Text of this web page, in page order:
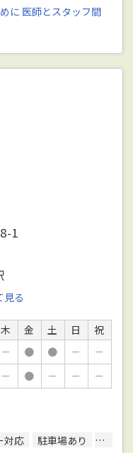
に 医師とスタッフ間
1
見る
木 金 土 日
祝
－ ● ● －
－
－ ● － － －
対応 駐車場あり
予約可